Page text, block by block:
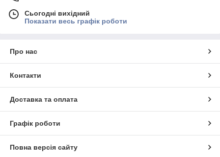
Сьогодні вихідний
Показати весь графік роботи
Про нас
Контакти
Доставка та оплата
Графік роботи
Повна версія сайту